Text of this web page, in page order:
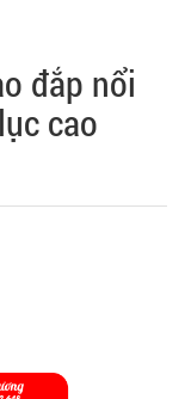
đắp nổi
cao